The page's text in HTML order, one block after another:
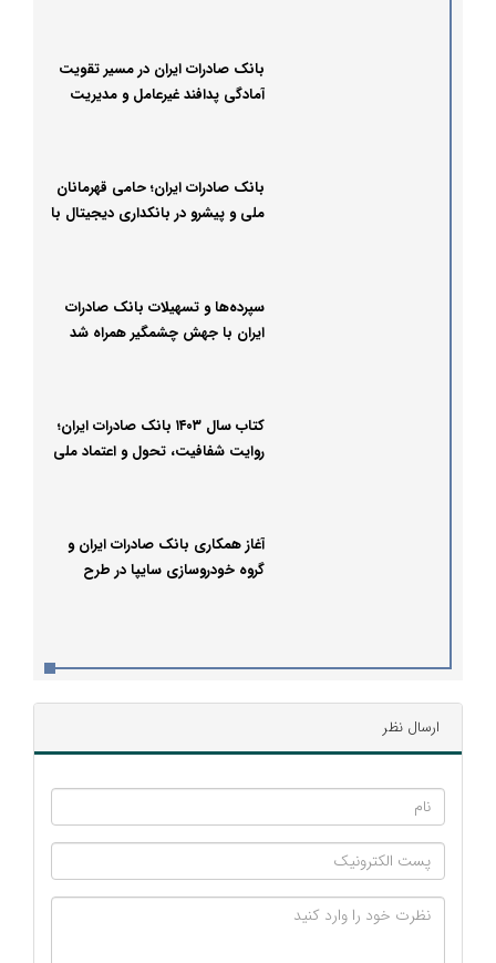
بانک صادرات ایران در مسیر تقویت
آمادگی پدافند غیرعامل و مدیریت
بانک صادرات ایران؛ حامی قهرمانان
ملی و پیشرو در بانکداری دیجیتال با
سپرده‌ها و تسهیلات بانک صادرات
ایران با جهش چشمگیر همراه شد
کتاب سال ۱۴۰۳ بانک صادرات ایران؛
روایت شفافیت، تحول و اعتماد ملی
آغاز همکاری بانک صادرات ایران و
گروه خودروسازی سایپا در طرح
ارسال نظر